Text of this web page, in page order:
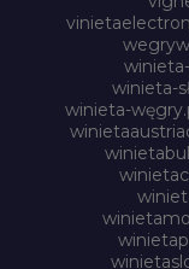
winieta-
winieta-